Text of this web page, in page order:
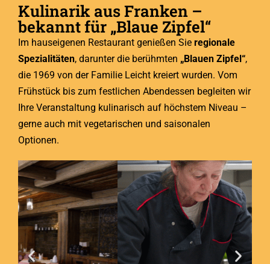
Kulinarik aus Franken –
bekannt für „Blaue Zipfel“
Im hauseigenen Restaurant genießen Sie regionale
Spezialitäten, darunter die berühmten „Blauen Zipfel“,
die 1969 von der Familie Leicht kreiert wurden. Vom
Frühstück bis zum festlichen Abendessen begleiten wir
Ihre Veranstaltung kulinarisch auf höchstem Niveau –
gerne auch mit vegetarischen und saisonalen
Optionen.